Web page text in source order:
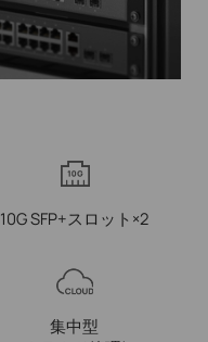
10G SFP+スロット×2
集中型